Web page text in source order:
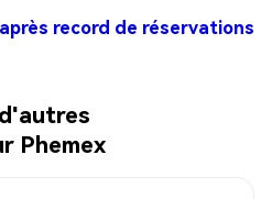
record de réservations
Phemex